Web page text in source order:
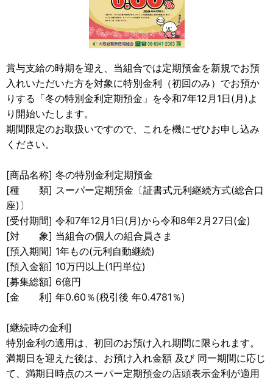
賞与支給の時期を迎え、当組合では定期預金を新規でお預
入れいただいた方を対象に特別金利（初回のみ）でお預か
りする「冬の特別金利定期預金」を令和7年12月1日(月)よ
り開始いたします。
期間限定のお取扱いですので、これを機にぜひお申し込み
ください。
[商品名称] 冬の特別金利定期預金
[種 類] スーパー定期預金〔証書式元利継続方式(総合口
座)〕
[受付期間] 令和7年12月1日(月)から令和8年2月27日(金)
[対 象] 当組合の個人の組合員さま
[預入期間] 1年もの(元利自動継続)
[預入金額] 10万円以上(1円単位)
[募集総額] 6億円
[金 利] 年0.60％(税引後 年0.4781％)
[継続時の金利]
特別金利の適用は、初回のお預け入れ期間に限られます。
満期日を迎えた後は、お預け入れ金額 及び 同一期間に応じ
て、満期日時点のスーパー定期預金の店頭表示金利が適用